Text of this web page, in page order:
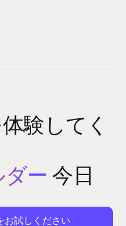
験してく
ー 今日
お試しください